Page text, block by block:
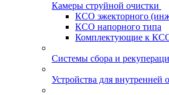
Камеры струйной очистки
КСО эжекторного
КСО напорного типа
Комплектующие к
Системы сбора и
Устройства для внутренней